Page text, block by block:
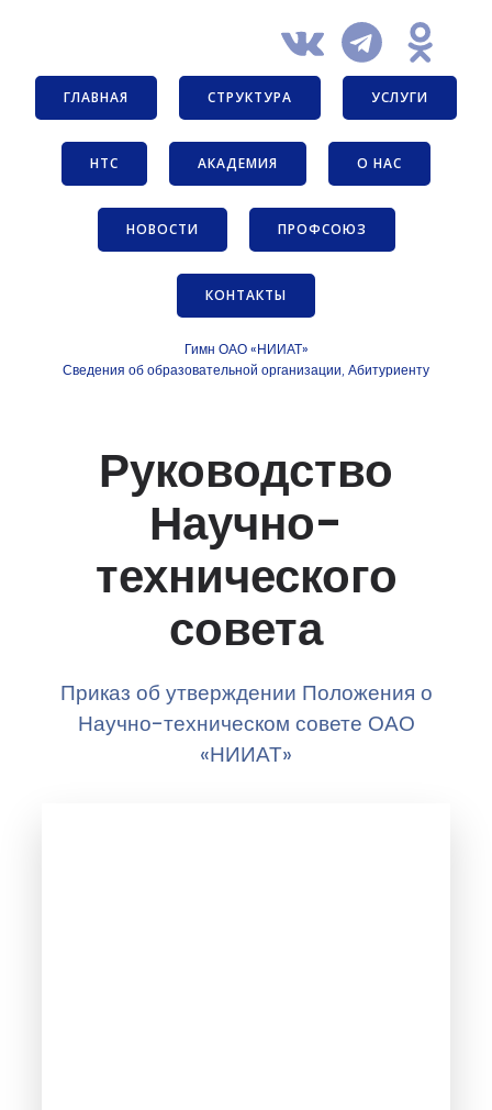
ГЛАВНАЯ СТРУКТУРА УСЛУГИ
НТС АКАДЕМИЯ О НАС
НОВОСТИ ПРОФСОЮЗ
КОНТАКТЫ
Гимн ОАО «НИИАТ»
Сведения об образовательной организации, Абитуриенту
Руководство
Научно-
технического
совета
Приказ об утверждении Положения о
Научно-техническом совете ОАО
«НИИАТ»